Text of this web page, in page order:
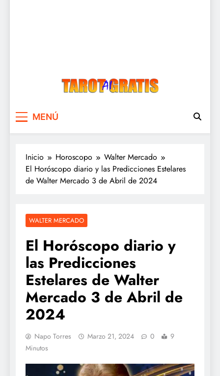
MENÚ
Inicio Horoscopo
Walter Mercado
El Horóscopo diario y las Predicciones Estelares
de Walter Mercado 3 de Abril de 2024
WALTER MERCADO
El Horóscopo diario y
las Predicciones
Estelares de Walter
Mercado 3 de Abril de
2024
Napo Torres Marzo 21, 2024 0
9
Minutos